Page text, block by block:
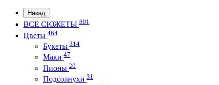
Назад
ВСЕ СЮЖЕТЫ 801
Цветы 464
Букеты 314
Маки 47
Пионы 20
Подсолнухи 31